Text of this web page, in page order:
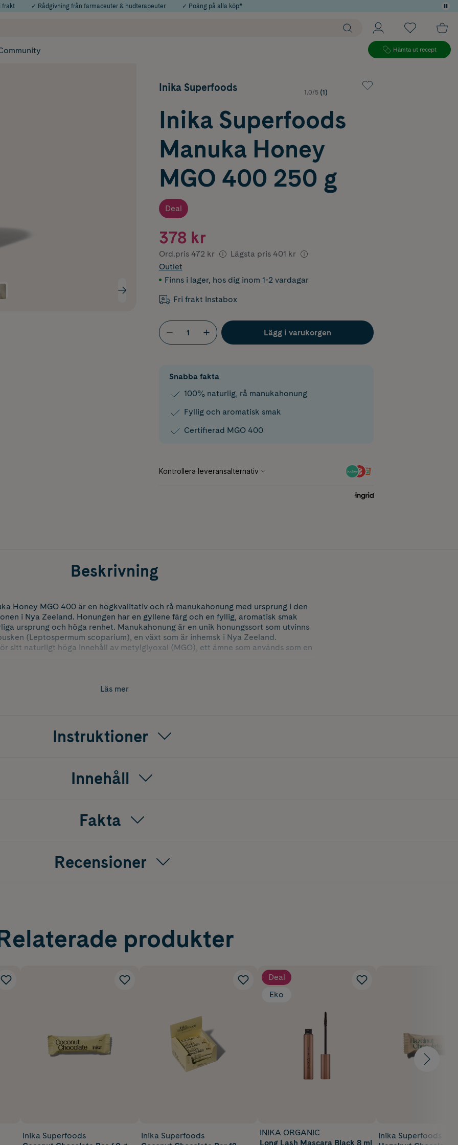
frakt ✓ Rådgivning från farmaceuter & hudterapeuter ✓ Poäng på alla köp*
Hämta ut recept
Inika Superfoods 1.0/5 (1)
Inika Superfoods
Manuka Honey
MGO 400 250 g
Deal
378 kr
Ord.pris 472 kr Lägsta pris 401 kr
Outlet
Finns i lager, hos dig inom 1-2 vardagar
Fri frakt Instabox
Lägg i varukorgen
Snabba fakta
100% naturlig, rå manukahonung
Fyllig och aromatisk smak
Certifierad MGO 400
Beskrivning
Honey MGO 400 är en högkvalitativ och rå manukahonung med ursprung i den
i Nya Zeeland. Honungen har en gyllene färg och en fyllig, aromatisk smak
ursprung och höga renhet. Manukahonung är en unik honungssort som utvinns
(Leptospermum scoparium), en växt som är inhemsk i Nya Zeeland.
sitt naturligt höga innehåll av metylglyoxal (MGO), ett ämne som används som en
Den är fri från glyfosat och andra restprodukter. Produkten är rå, opastöriserad
Läs mer
Instruktioner
Innehåll
Fakta
Recensioner
produkter
Inika Superfoods
Inika Superfoods
Deal
Eko
INIKA ORGANIC
Long Lash Mascara Black 8 ml
Inika Superfoods